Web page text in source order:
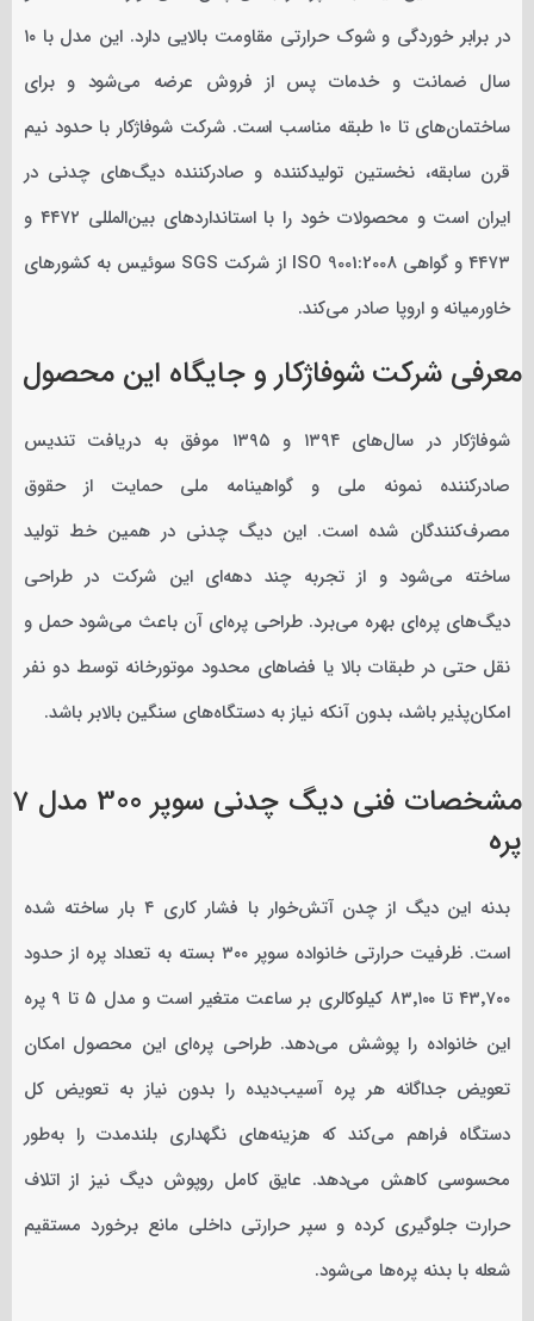
در برابر خوردگی و شوک حرارتی مقاومت بالایی دارد. این مدل با ۱۰
سال ضمانت و خدمات پس از فروش عرضه می‌شود و برای
ساختمان‌های تا ۱۰ طبقه مناسب است. شرکت شوفاژکار با حدود نیم
قرن سابقه، نخستین تولیدکننده و صادرکننده دیگ‌های چدنی در
ایران است و محصولات خود را با استانداردهای بین‌المللی ۴۴۷۲ و
۴۴۷۳ و گواهی ISO 9001:2008 از شرکت SGS سوئیس به کشورهای
خاورمیانه و اروپا صادر می‌کند.
معرفی شرکت شوفاژکار و جایگاه این محصول
شوفاژکار در سال‌های ۱۳۹۴ و ۱۳۹۵ موفق به دریافت تندیس
صادرکننده نمونه ملی و گواهینامه ملی حمایت از حقوق
مصرف‌کنندگان شده است. این دیگ چدنی در همین خط تولید
ساخته می‌شود و از تجربه چند دهه‌ای این شرکت در طراحی
دیگ‌های پره‌ای بهره می‌برد. طراحی پره‌ای آن باعث می‌شود حمل و
نقل حتی در طبقات بالا یا فضاهای محدود موتورخانه توسط دو نفر
امکان‌پذیر باشد، بدون آنکه نیاز به دستگاه‌های سنگین بالابر باشد.
مشخصات فنی دیگ چدنی سوپر 300 مدل 7
پره
بدنه این دیگ از چدن آتش‌خوار با فشار کاری ۴ بار ساخته شده
است. ظرفیت حرارتی خانواده سوپر ۳۰۰ بسته به تعداد پره از حدود
۴۳٬۷۰۰ تا ۸۳٬۱۰۰ کیلوکالری بر ساعت متغیر است و مدل ۵ تا ۹ پره
این خانواده را پوشش می‌دهد. طراحی پره‌ای این محصول امکان
تعویض جداگانه هر پره آسیب‌دیده را بدون نیاز به تعویض کل
دستگاه فراهم می‌کند که هزینه‌های نگهداری بلندمدت را به‌طور
محسوسی کاهش می‌دهد. عایق کامل روپوش دیگ نیز از اتلاف
حرارت جلوگیری کرده و سپر حرارتی داخلی مانع برخورد مستقیم
شعله با بدنه پره‌ها می‌شود.